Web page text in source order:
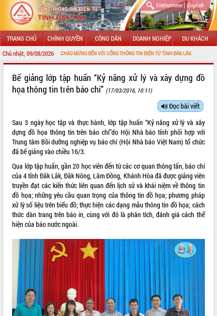
Vietnamese| English
TRANG CHỦ CHÍNH QUYỀN CÔNG DÂN DOANH NGHIỆP DU KHÁCH
Chủ nhật, 09/08/2026CHÀO MỪNG ĐẾN VỚI CỔNG THÔNG TIN ĐIỆN TỬ TỈNH ĐẮK LẮK
LÃNH ĐẠO UBND TỈNH
SỞ, BAN, NGÀNH
UBND CÁC XÃ, PHƯỜNG
THÔNG TIN CHỈ ĐẠO ĐIỀU HÀNH
HỆ THỐNG VĂN BẢN
VĂN BẢN HĐND TỈNH
ĐIỂM TIN VĂN BẢN
QUY HOẠCH - KẾ HOẠCH
Bế giảng lớp tập huấn “Kỷ năng xử lý và xây dựng đồ
họa thông tin trên báo chí” (17/03/2016, 10:11)
Đọc bài viết
Sau 3 ngày học tập và thực hành, lớp tập huấn “Kỷ năng xử lý và xây
dựng đồ họa thông tin trên báo chí”do Hội Nhà báo tỉnh phối hợp với
Trung tâm Bồi dưỡng nghiệp vụ báo chí (Hội Nhà báo Việt Nam) tổ chức
đã bế giảng vào chiều 16/3.
Qua lớp tập huấn, gần 20 học viên đến từ các cơ quan thông tấn, báo chí
của 4 tỉnh Đắk Lắk, Đắk Nông, Lâm Đồng, Khánh Hòa đã được giảng viên
truyền đạt các kiến thức liên quan đến lịch sử và khái niệm về thông tin
đồ họa; những yêu cầu quan trọng của thông tin đồ họa; phương pháp
xử lý số liệu trên biểu đồ; thực hiện các dạng mẫu thông tin đồ họa; cách
thức dàn trang trên báo in, cùng với đó là phân tích, đánh giá cách thể
hiện của báo nước ngoài.